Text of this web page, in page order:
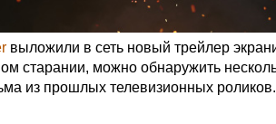
выложили в сеть новый трейлер
старании, можно обнаружить
из прошлых телевизионных роликов.